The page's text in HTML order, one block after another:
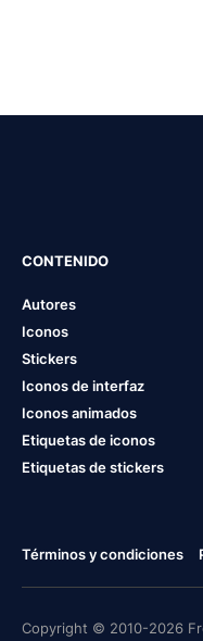
CONTENIDO
Autores
Iconos
Stickers
Iconos de interfaz
Iconos animados
Etiquetas de iconos
Etiquetas de stickers
Términos y condiciones
Copyright © 2010-2026